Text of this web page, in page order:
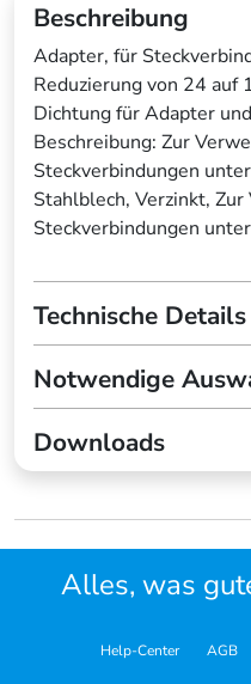
Beschreibung
Adapter, für
Reduzierung von 24 auf
Dichtung für Adapter
Beschreibung: Zur
Steckverbindungen
Stahlblech, Verzinkt,
Steckverbindungen
Technische Details
Notwendige
Downloads
Alles, was
Help-Center AGB